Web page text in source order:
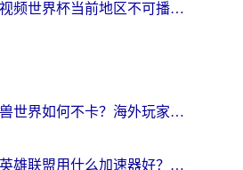
在日本看央视频世界杯当前地区不可播放？海外党体育观赛终极指南
在欧洲打魔兽世界如何不卡？海外玩家的国服游戏加速终极攻略
国外玩国服英雄联盟用什么加速器好？海外党亲测有效的国服游戏加速指南